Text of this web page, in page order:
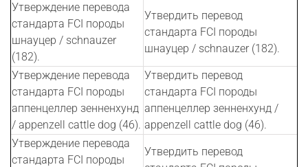
Утверждение перевода
стандарта FCI породы
шнауцер / schnauzer
(182).
Утвердить перевод
стандарта FCI породы
шнауцер / schnauzer (182).
Утверждение перевода
стандарта FCI породы
аппенцеллер зенненхунд
/ appenzell cattle dog (46).
Утвердить перевод
стандарта FCI породы
аппенцеллер зенненхунд /
appenzell cattle dog (46).
Утверждение перевода
стандарта FCI породы
Утвердить перевод